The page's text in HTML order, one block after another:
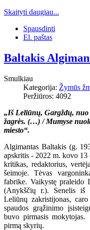
Skaityti daugiau...
Spausdinti
El. paštas
Baltakis
Smulkiau
Kategorija: Žymūs
Peržiūros: 4092
„Iš Leliūnų, Gargždų,
žagrės. (…) / Mumyse
miesto“.
Algimantas Baltakis (g.
apskritis - 2022 m. kovo
kritikas, redaktorius,
šeimoje. Tėvas
fabrike. Vaikystę praleido
(Anykščių r.). Senelis iš
Leliūnų zakristijonas,
spaudos grąžinimo
buvo pirmasis
pirmą skyrių.